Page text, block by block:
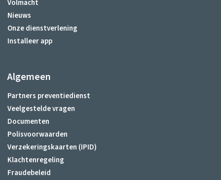
Volmacht
Nieuws
Onze dienstverlening
Installeer app
Algemeen
Partners preventiedienst
Veelgestelde vragen
Documenten
Polisvoorwaarden
Verzekeringskaarten (IPID)
Klachtenregeling
Fraudebeleid